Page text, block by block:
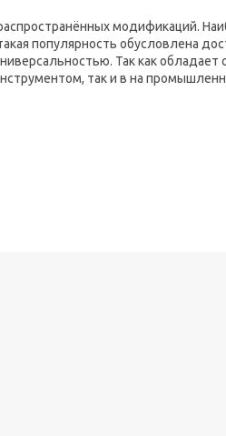
модификаций.
популярность обусловлена
Так как
так и в на